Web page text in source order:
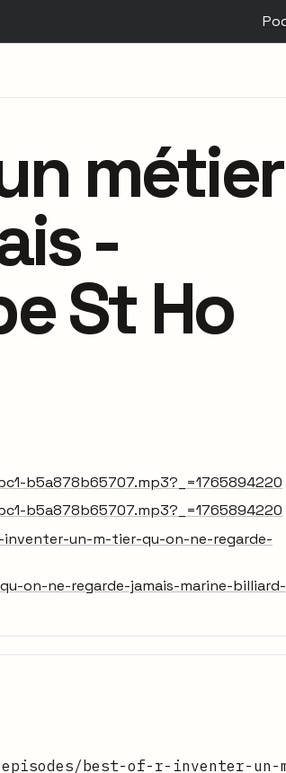
métier
-
St Ho
b5a878b65707.mp3?_=1765894220
b5a878b65707.mp3?_=1765894220
un-m-tier-qu-on-ne-regarde-
on-ne-regarde-jamais-marine-billiard-
best-of-r-inventer-un-